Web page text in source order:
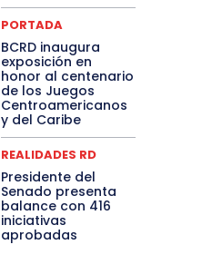
PORTADA
BCRD inaugura
exposición en
honor al centenario
de los Juegos
Centroamericanos
y del Caribe
REALIDADES RD
Presidente del
Senado presenta
balance con 416
iniciativas
aprobadas